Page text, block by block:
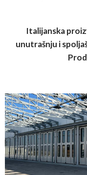
Italijanska
unutrašnju i